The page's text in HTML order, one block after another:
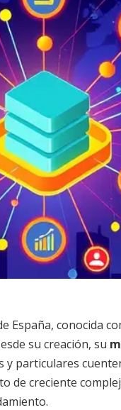
España, conocida
su creación, su
y particulares
de creciente